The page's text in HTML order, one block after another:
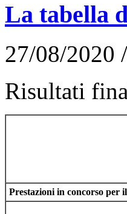
La tabella
27/08/2020
Risultati
Prestazioni in concorso